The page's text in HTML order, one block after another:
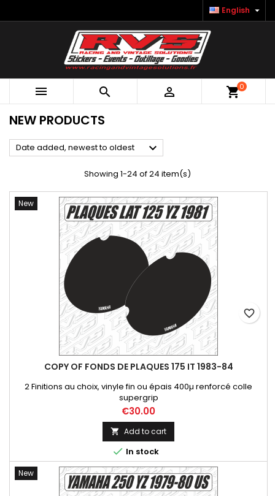
English 
   shopping_cart0
NEW PRODUCTS
Date added, newest to oldest 
Showing 1-24 of 24 item(s)
New
COPY OF FONDS DE PLAQUES 175 IT 1983-84
2 Finitions au choix, vinyle fin ou épais 400µ renforcé colle
supergrip
Price
€30.00
 Add to cart
 In stock
favorite_border
New